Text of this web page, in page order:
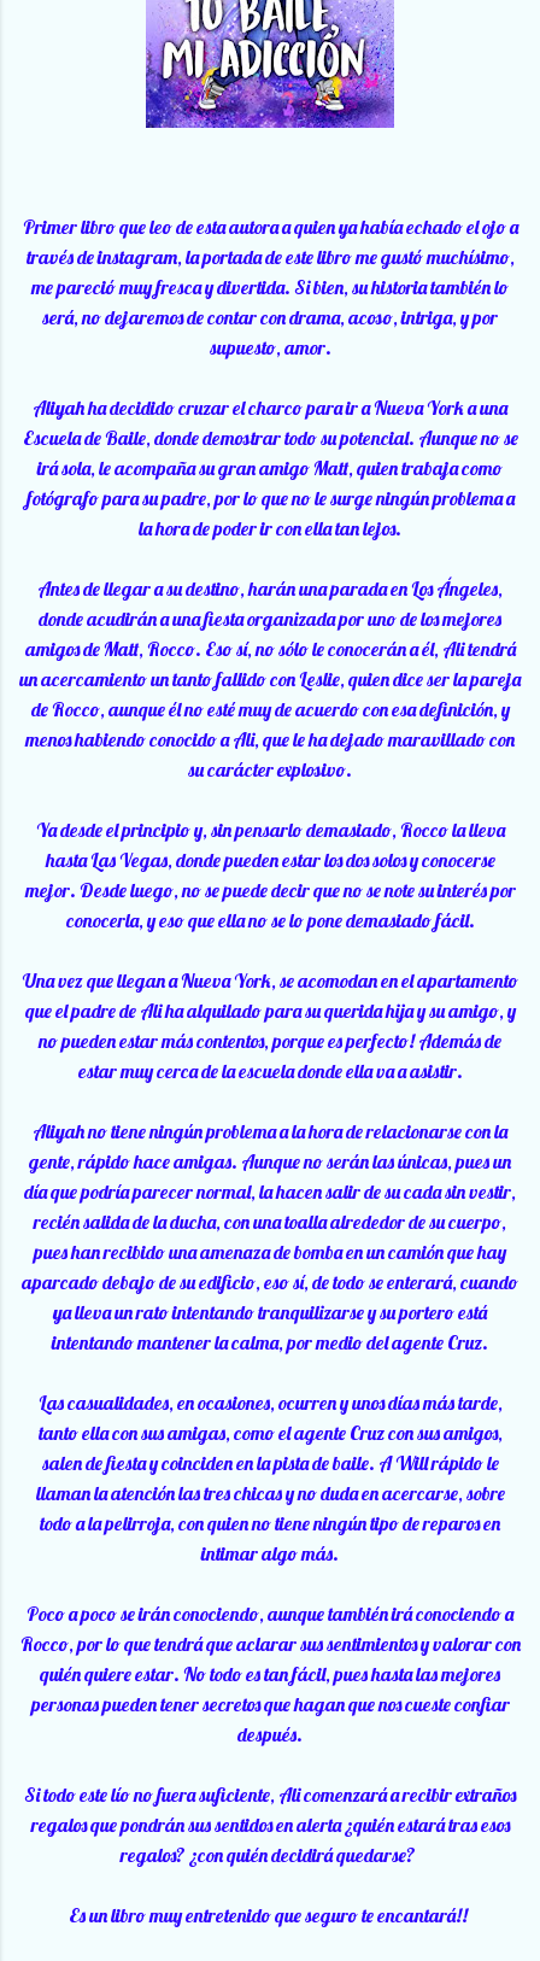
Primer libro que leo de esta autora a quien ya había echado el ojo a
través de instagram, la portada de este libro me gustó muchísimo,
me pareció muy fresca y divertida. Si bien, su historia también lo
será, no dejaremos de contar con drama, acoso, intriga, y por
supuesto, amor.
Aliyah ha decidido cruzar el charco para ir a Nueva York a una
Escuela de Baile, donde demostrar todo su potencial. Aunque no se
irá sola, le acompaña su gran amigo Matt, quien trabaja como
fotógrafo para su padre, por lo que no le surge ningún problema a
la hora de poder ir con ella tan lejos.
Antes de llegar a su destino, harán una parada en Los Ángeles,
donde acudirán a una fiesta organizada por uno de los mejores
amigos de Matt, Rocco. Eso sí, no sólo le conocerán a él, Ali tendrá
un acercamiento un tanto fallido con Leslie, quien dice ser la pareja
de Rocco, aunque él no esté muy de acuerdo con esa definición, y
menos habiendo conocido a Ali, que le ha dejado maravillado con
su carácter explosivo.
Ya desde el principio y, sin pensarlo demasiado, Rocco la lleva
hasta Las Vegas, donde pueden estar los dos solos y conocerse
mejor. Desde luego, no se puede decir que no se note su interés por
conocerla, y eso que ella no se lo pone demasiado fácil.
Una vez que llegan a Nueva York, se acomodan en el apartamento
que el padre de Ali ha alquilado para su querida hija y su amigo, y
no pueden estar más contentos, porque es perfecto! Además de
estar muy cerca de la escuela donde ella va a asistir.
Aliyah no tiene ningún problema a la hora de relacionarse con la
gente, rápido hace amigas. Aunque no serán las únicas, pues un
día que podría parecer normal, la hacen salir de su cada sin vestir,
recién salida de la ducha, con una toalla alrededor de su cuerpo,
pues han recibido una amenaza de bomba en un camión que hay
aparcado debajo de su edificio, eso sí, de todo se enterará, cuando
ya lleva un rato intentando tranquilizarse y su portero está
intentando mantener la calma, por medio del agente Cruz.
Las casualidades, en ocasiones, ocurren y unos días más tarde,
tanto ella con sus amigas, como el agente Cruz con sus amigos,
salen de fiesta y coinciden en la pista de baile. A Will rápido le
llaman la atención las tres chicas y no duda en acercarse, sobre
todo a la pelirroja, con quien no tiene ningún tipo de reparos en
intimar algo más.
Poco a poco se irán conociendo, aunque también irá conociendo a
Rocco, por lo que tendrá que aclarar sus sentimientos y valorar con
quién quiere estar. No todo es tan fácil, pues hasta las mejores
personas pueden tener secretos que hagan que nos cueste confiar
después.
Si todo este lío no fuera suficiente, Ali comenzará a recibir extraños
regalos que pondrán sus sentidos en alerta ¿quién estará tras esos
regalos? ¿con quién decidirá quedarse?
Es un libro muy entretenido que seguro te encantará!!